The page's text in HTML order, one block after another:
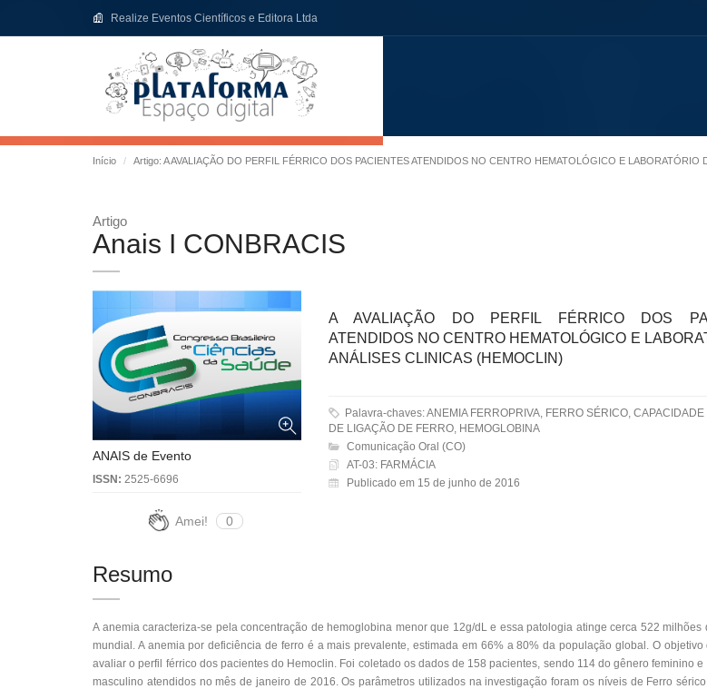
Realize Eventos Científicos e Editora Ltda
Início Artigo: A AVALIAÇÃO DO PERFIL FÉRRICO DOS PACIENTES ATENDIDOS NO CENTRO HEMATOLÓGICO E LABORATÓRIO
Artigo
Anais I CONBRACIS
ANAIS de Evento
ISSN: 2525-6696
Amei! 0
A AVALIAÇÃO DO PERFIL FÉRRICO DOS
ATENDIDOS NO CENTRO HEMATOLÓGICO E
ANÁLISES CLINICAS (HEMOCLIN)
Palavra-chaves: ANEMIA FERROPRIVA, FERRO SÉRICO, CAPACIDADE
DE LIGAÇÃO DE FERRO, HEMOGLOBINA
Comunicação Oral (CO)
AT-03: FARMÁCIA
Publicado em 15 de junho de 2016
Resumo
A anemia caracteriza-se pela concentração de hemoglobina menor que 12g/dL e essa patologia atinge cerca 522 milhões
mundial. A anemia por deficiência de ferro é a mais prevalente, estimada em 66% a 80% da população global. O objetivo
avaliar o perfil férrico dos pacientes do Hemoclin. Foi coletado os dados de 158 pacientes, sendo 114 do gênero feminino e
masculino atendidos no mês de janeiro de 2016. Os parâmetros utilizados na investigação foram os níveis de Ferro